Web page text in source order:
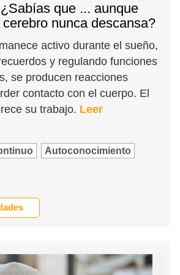
que ... aunque
nunca descansa?
activo durante el sueño,
y regulando funciones
se producen reacciones
contacto con el cuerpo. El
su trabajo. Leer
Autoconocimiento